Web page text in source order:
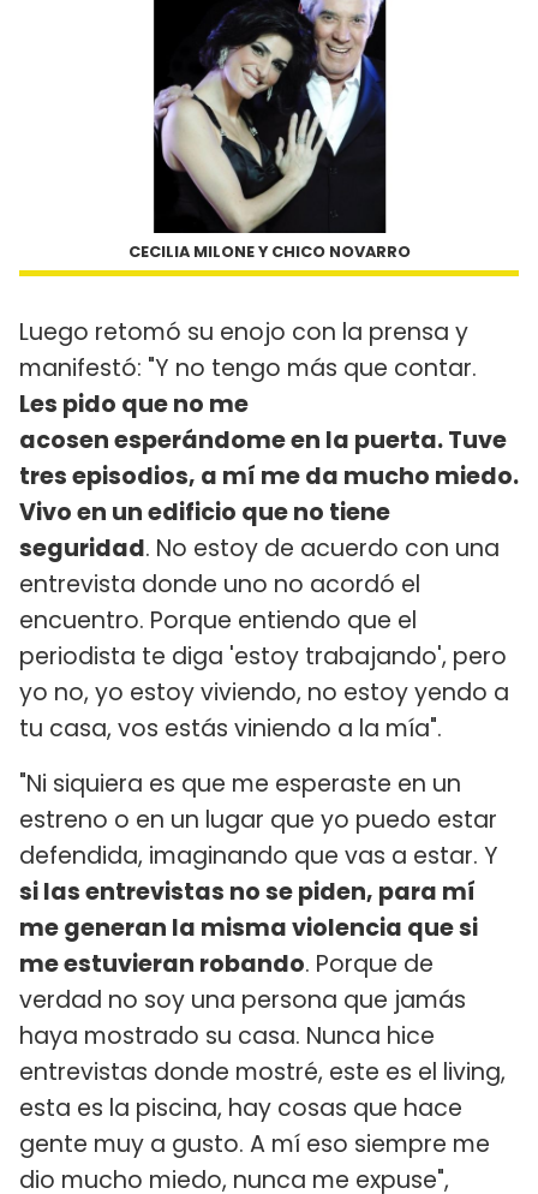
CECILIA MILONE Y CHICO NOVARRO
Luego retomó su enojo con la prensa y
manifestó: "Y no tengo más que contar.
Les pido que no me
acosen esperándome en la puerta. Tuve
tres episodios, a mí me da mucho miedo.
Vivo en un edificio que no tiene
seguridad. No estoy de acuerdo con una
entrevista donde uno no acordó el
encuentro. Porque entiendo que el
periodista te diga 'estoy trabajando', pero
yo no, yo estoy viviendo, no estoy yendo a
tu casa, vos estás viniendo a la mía".
"Ni siquiera es que me esperaste en un
estreno o en un lugar que yo puedo estar
defendida, imaginando que vas a estar. Y
si las entrevistas no se piden, para mí
me generan la misma violencia que si
me estuvieran robando. Porque de
verdad no soy una persona que jamás
haya mostrado su casa. Nunca hice
entrevistas donde mostré, este es el living,
esta es la piscina, hay cosas que hace
gente muy a gusto. A mí eso siempre me
dio mucho miedo, nunca me expuse",